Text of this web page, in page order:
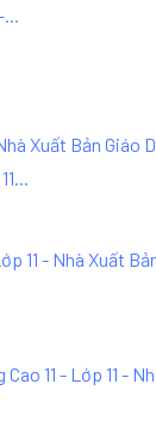
...
Xuất Bản Giáo
11 - Nhà Xuất
11 - Lớp 11 -